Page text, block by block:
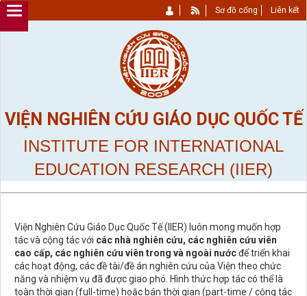
VIỆN NGHIÊN CỨU GIÁO DỤC QUỐC TẾ
INSTITUTE FOR INTERNATIONAL
EDUCATION RESEARCH (IIER)
Sơ đồ cổng Liên kết
Viện Nghiên Cứu Giáo Dục Quốc Tế (IIER) luôn mong muốn hợp
tác và cộng tác với các nhà nghiên cứu, các nghiên cứu viên
cao cấp, các nghiên cứu viên trong và ngoài nướcđể triển khai
các hoạt động, các đề tài/đề án nghiên cứu của Viện theo chức
năng và nhiệm vụ đã được giao phó. Hình thức hợp tác có thể là
toàn thời gian (full-time) hoặc bán thời gian (part-time / cộng tác